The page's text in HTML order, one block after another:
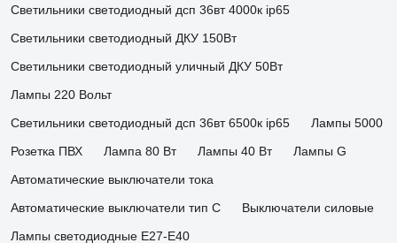
Светильники светодиодный дсп 36вт 4000к ip65
Светильники светодиодный ДКУ 150Вт
Светильники светодиодный уличный ДКУ 50Вт
Лампы 220 Вольт
Светильники светодиодный дсп 36вт 6500к ip65
Лампы 5000
Розетка ПВХ
Лампа 80 Вт Лампы 40 Вт
Лампы G
Автоматические выключатели тока
Автоматические выключатели тип C
Выключатели силовые
Лампы светодиодные E27-E40